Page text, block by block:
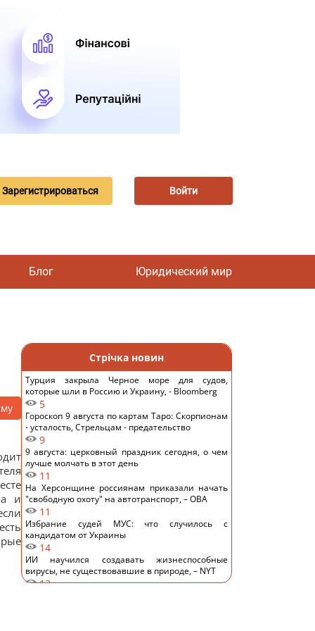
Зарегистрироваться Войти
Блог Юридический мир
и
Стрічка новин
Турция закрыла Черное море для судов,
которые шли в Россию и Украину, - Bloomberg
5
Гороскоп 9 августа по картам Таро: Скорпионам
- усталость, Стрельцам - предательство
9
9 августа: церковный праздник сегодня, о чем
лучше молчать в этот день
11
На Херсонщине россиянам приказали начать
"свободную охоту" на автотранспорт, – ОВА
11
Избрание судей МУС: что случилось с
кандидатом от Украины
14
ИИ научился создавать жизнеспособные
вирусы, не существовавшие в природе, – NYT
13